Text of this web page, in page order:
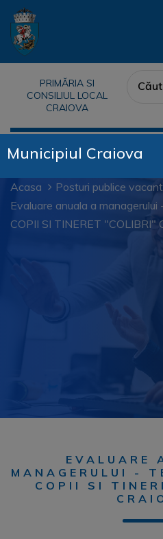
PRIMĂRIA SI
CONSILIUL LOCAL
CRAIOVA
Acasa
Posturi publice
Evaluare anuala a
COPII SI TINERET "COLIBRI"
EVALUARE
MANAGERULUI -
COPII SI